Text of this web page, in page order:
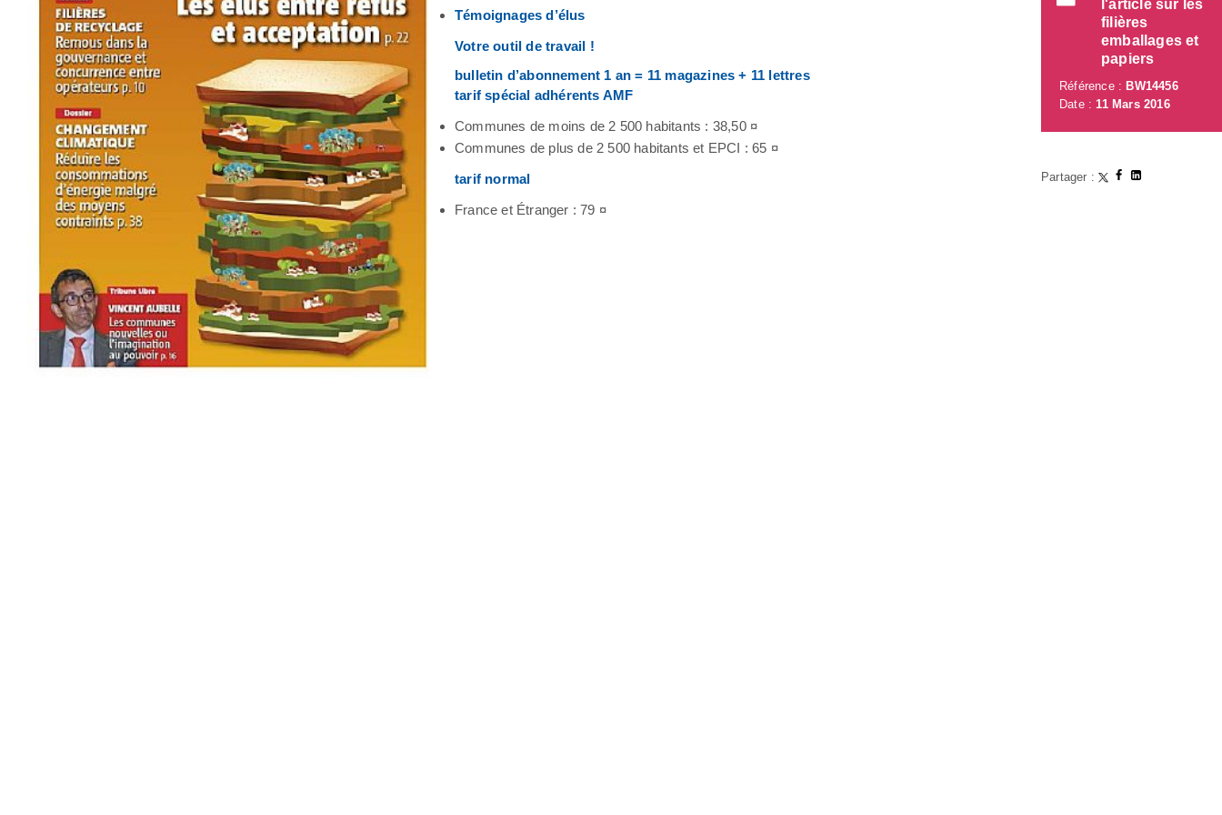
Témoignages d’élus
Votre outil de travail !
bulletin d’abonnement 1 an = 11 magazines + 11 lettres
tarif spécial adhérents AMF
Communes de moins de 2 500 habitants : 38,50 ¤
Communes de plus de 2 500 habitants et EPCI : 65 ¤
tarif normal
France et Étranger : 79 ¤
l'article sur les
filières
emballages et
papiers
Référence : BW14456
Date :11 Mars 2016
Partager :